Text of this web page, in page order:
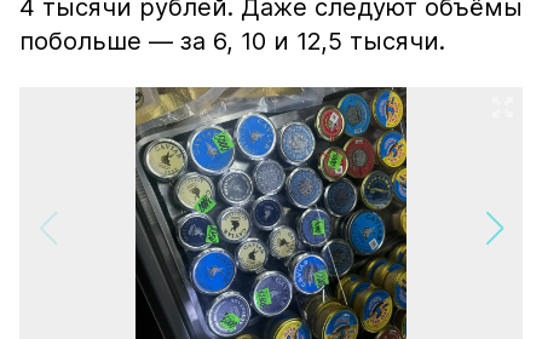
4 тысячи рублей. Даже следуют объёмы
побольше — за 6, 10 и 12,5 тысячи.